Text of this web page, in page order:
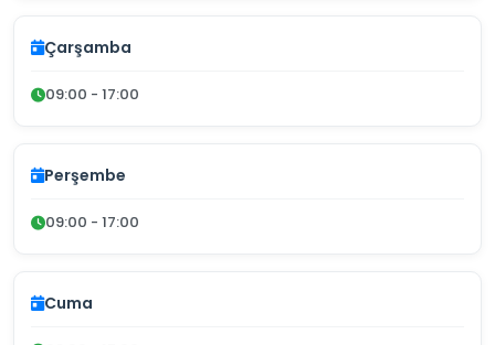
Çarşamba
09:00 - 17:00
Perşembe
09:00 - 17:00
Cuma